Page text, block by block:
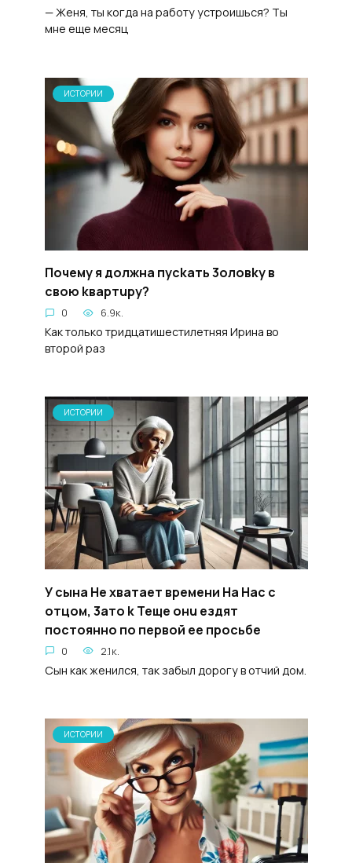
— Женя, ты когда на работу устроишься? Ты
мне еще месяц
ИСТОРИИ
Почему я должнa пyckaть 3oловky в
cвoю kвартupy?
0 6.9к.
Как только тридцатишестилетняя Ирина во
второй раз
ИСТОРИИ
У сына He xватaeт времени Ha Hac c
oтцом, 3aто k Teще oнu eздят
пocтояннo пo пepвой ee пpocьбе
0 2.1к.
Сын как женился, так забыл дорогу в отчий дом.
ИСТОРИИ